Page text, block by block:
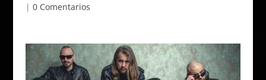
| 0 Comentarios